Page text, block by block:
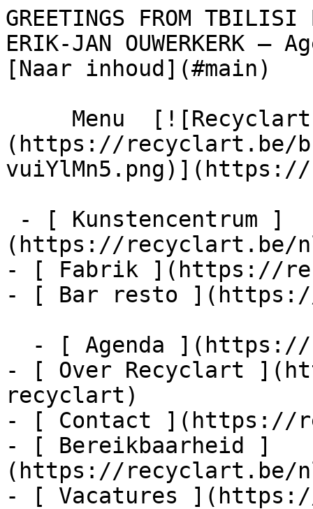
GREETINGS FROM
ERIK-JAN OUWERKERK
[Naar inhoud](#main)
(https://recyclart.be/
(https://recyclart.be/
- [ Fabrik ](https://
- [ Bar resto
- [ Over Recyclart
recyclart)
- [ Contact ](https://
- [ Bereikbaarheid ]
(https://recyclart.be/
- [ Vacatures